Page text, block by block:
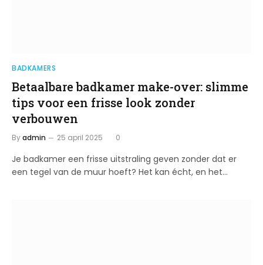
BADKAMERS
Betaalbare badkamer make-over: slimme
tips voor een frisse look zonder
verbouwen
Byadmin 25 april 2025 0
Je badkamer een frisse uitstraling geven zonder dat er
een tegel van de muur hoeft? Het kan écht, en het…